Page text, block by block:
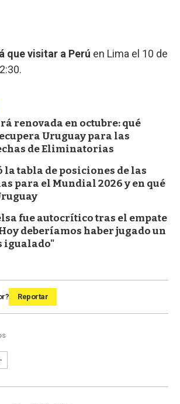
que visitar a Perú en Lima el 10 de
renovada en octubre: qué
Uruguay para las
de Eliminatorias
la tabla de posiciones de las
para el Mundial 2026 y en qué
fue autocrítico tras el empate
deberíamos haber jugado un
igualado"
Reportar